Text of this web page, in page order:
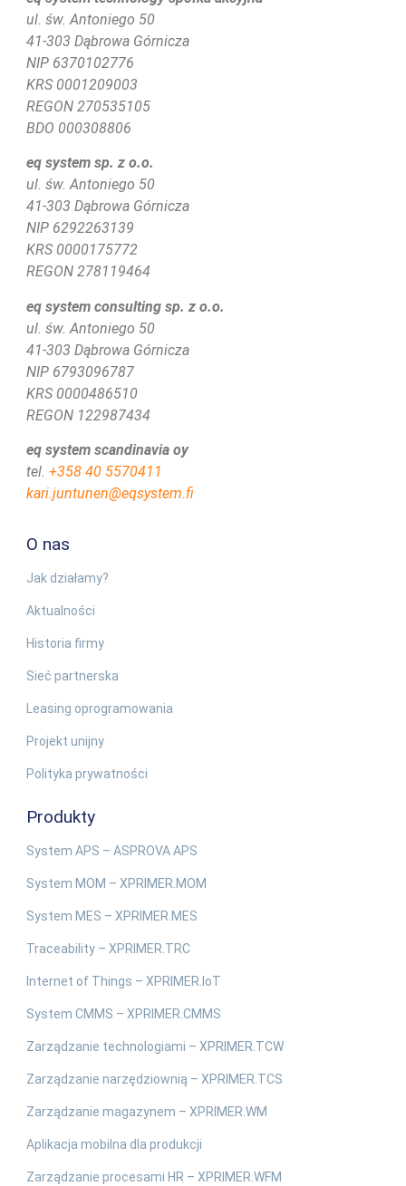
ul. św. Antoniego 50
41-303 Dąbrowa Górnicza
NIP 6370102776
KRS 0001209003
REGON 270535105
BDO 000308806
eq system sp. z o.o.
ul. św. Antoniego 50
41-303 Dąbrowa Górnicza
NIP 6292263139
KRS 0000175772
REGON 278119464
eq system consulting sp. z o.o.
ul. św. Antoniego 50
41-303 Dąbrowa Górnicza
NIP 6793096787
KRS 0000486510
REGON 122987434
eq system scandinavia oy
tel. +358 40 5570411
kari.juntunen@eqsystem.fi
O nas
Jak działamy?
Aktualności
Historia firmy
Sieć partnerska
Leasing oprogramowania
Projekt unijny
Polityka prywatności
Produkty
System APS – ASPROVA APS
System MOM – XPRIMER.MOM
System MES – XPRIMER.MES
Traceability – XPRIMER.TRC
Internet of Things – XPRIMER.IoT
System CMMS – XPRIMER.CMMS
Zarządzanie technologiami – XPRIMER.TCW
Zarządzanie narzędziownią – XPRIMER.TCS
Zarządzanie magazynem – XPRIMER.WM
Aplikacja mobilna dla produkcji
Zarządzanie procesami HR – XPRIMER.WFM